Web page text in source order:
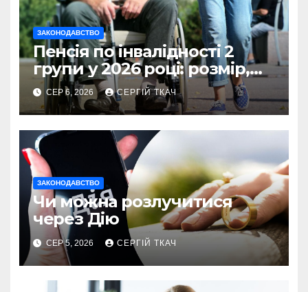
ЗАКОНОДАВСТВО
Пенсія по інвалідності 2
групи у 2026 році: розмір,
умови та оформлення
СЕР 6, 2026 СЕРГІЙ ТКАЧ
ЗАКОНОДАВСТВО
Чи можна розлучитися
через Дію
СЕР 5, 2026 СЕРГІЙ ТКАЧ